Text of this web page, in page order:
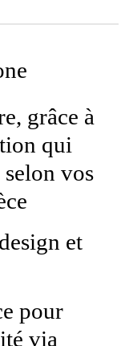
grâce à
qui
vos
et
pour
via